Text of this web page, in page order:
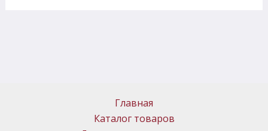
Главная
Каталог товаров